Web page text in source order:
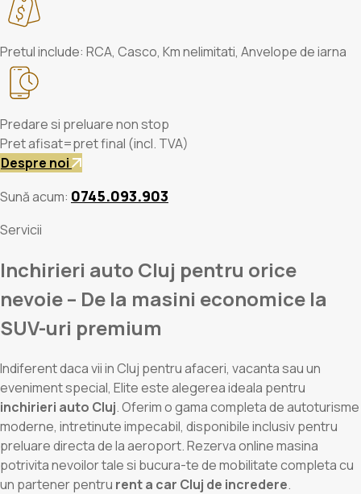
Pretul include: RCA, Casco, Km nelimitati, Anvelope de iarna
Predare si preluare non stop
Pret afisat=pret final (incl. TVA)
Despre noi
Sună acum: 0745.093.903
Servicii
Inchirieri auto Cluj pentru orice
nevoie – De la masini economice la
SUV-uri premium
Indiferent daca vii in Cluj pentru afaceri, vacanta sau un
eveniment special, Elite este alegerea ideala pentru
inchirieri auto Cluj. Oferim o gama completa de autoturisme
moderne, intretinute impecabil, disponibile inclusiv pentru
preluare directa de la aeroport. Rezerva online masina
potrivita nevoilor tale si bucura-te de mobilitate completa cu
un partener pentru rent a car Cluj de incredere.